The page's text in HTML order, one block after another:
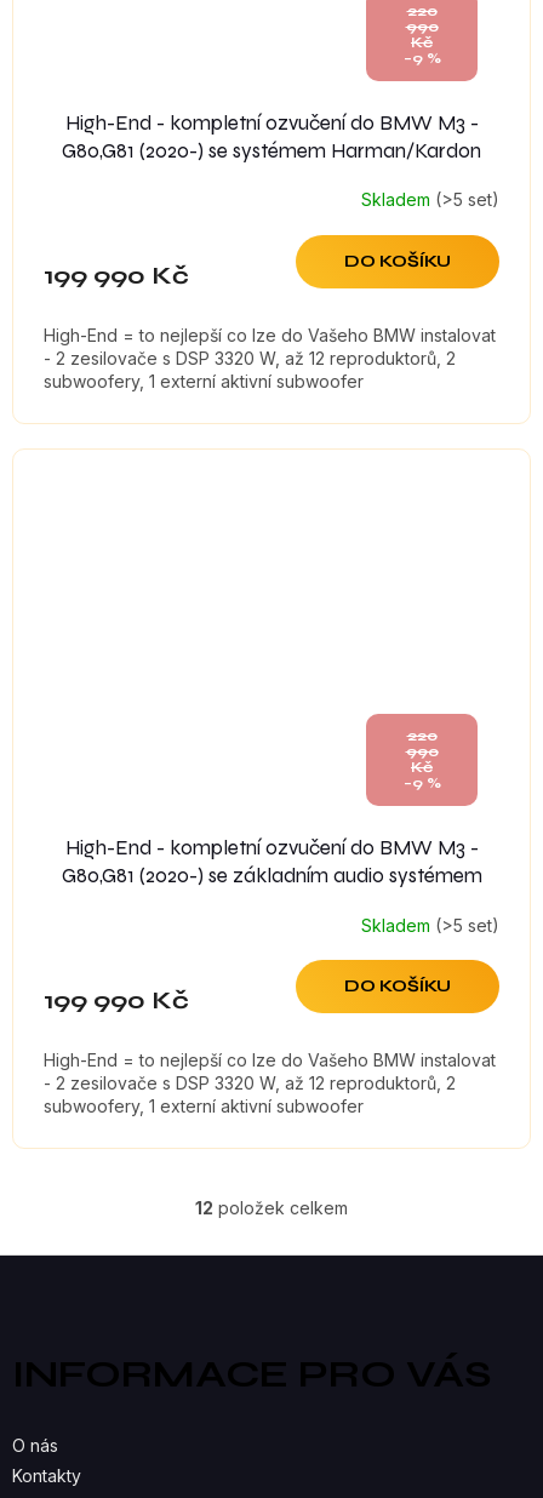
220
990
Kč
–9 %
High-End - kompletní ozvučení do BMW M3 -
G80,G81 (2020-) se systémem Harman/Kardon
Skladem (>5 set)
199 990 Kč DO KOŠÍKU
High-End = to nejlepší co lze do Vašeho BMW instalovat
- 2 zesilovače s DSP 3320 W, až 12 reproduktorů, 2
subwoofery, 1 externí aktivní subwoofer
220
990
Kč
–9 %
High-End - kompletní ozvučení do BMW M3 -
G80,G81 (2020-) se základním audio systémem
Skladem (>5 set)
199 990 Kč DO KOŠÍKU
High-End = to nejlepší co lze do Vašeho BMW instalovat
- 2 zesilovače s DSP 3320 W, až 12 reproduktorů, 2
subwoofery, 1 externí aktivní subwoofer
O
V
Á
D
12 položek celkem
INFORMACE PRO VÁS
O nás
Kontakty